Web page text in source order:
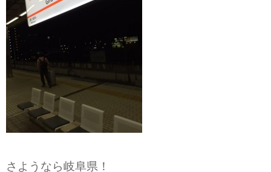
さようなら岐阜県！